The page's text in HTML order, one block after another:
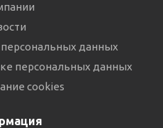
данных
персональных данных
cookies